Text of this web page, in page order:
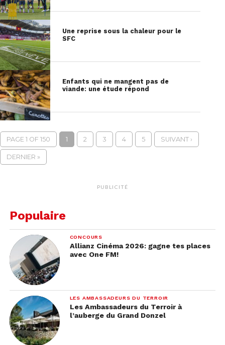
Une reprise sous la chaleur pour le
SFC
Enfants qui ne mangent pas de
viande: une étude répond
PAGE 1 OF 150 1 2 3 4 5 SUIVANT ›
DERNIER »
PUBLICITÉ
Populaire
CONCOURS
Allianz Cinéma 2026: gagne tes places
avec One FM!
LES AMBASSADEURS DU TERROIR
Les Ambassadeurs du Terroir à
l’auberge du Grand Donzel